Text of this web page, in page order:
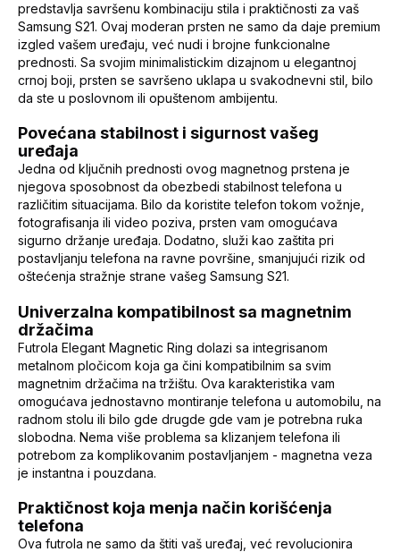
predstavlja savršenu kombinaciju stila i praktičnosti za vaš
Samsung S21. Ovaj moderan prsten ne samo da daje premium
izgled vašem uređaju, već nudi i brojne funkcionalne
prednosti. Sa svojim minimalistickim dizajnom u elegantnoj
crnoj boji, prsten se savršeno uklapa u svakodnevni stil, bilo
da ste u poslovnom ili opuštenom ambijentu.
Povećana stabilnost i sigurnost vašeg
uređaja
Jedna od ključnih prednosti ovog magnetnog prstena je
njegova sposobnost da obezbedi stabilnost telefona u
različitim situacijama. Bilo da koristite telefon tokom vožnje,
fotografisanja ili video poziva, prsten vam omogućava
sigurno držanje uređaja. Dodatno, služi kao zaštita pri
postavljanju telefona na ravne površine, smanjujući rizik od
oštećenja stražnje strane vašeg Samsung S21.
Univerzalna kompatibilnost sa magnetnim
držačima
Futrola Elegant Magnetic Ring dolazi sa integrisanom
metalnom pločicom koja ga čini kompatibilnim sa svim
magnetnim držačima na tržištu. Ova karakteristika vam
omogućava jednostavno montiranje telefona u automobilu, na
radnom stolu ili bilo gde drugde gde vam je potrebna ruka
slobodna. Nema više problema sa klizanjem telefona ili
potrebom za komplikovanim postavljanjem - magnetna veza
je instantna i pouzdana.
Praktičnost koja menja način korišćenja
telefona
Ova futrola ne samo da štiti vaš uređaj, već revolucionira